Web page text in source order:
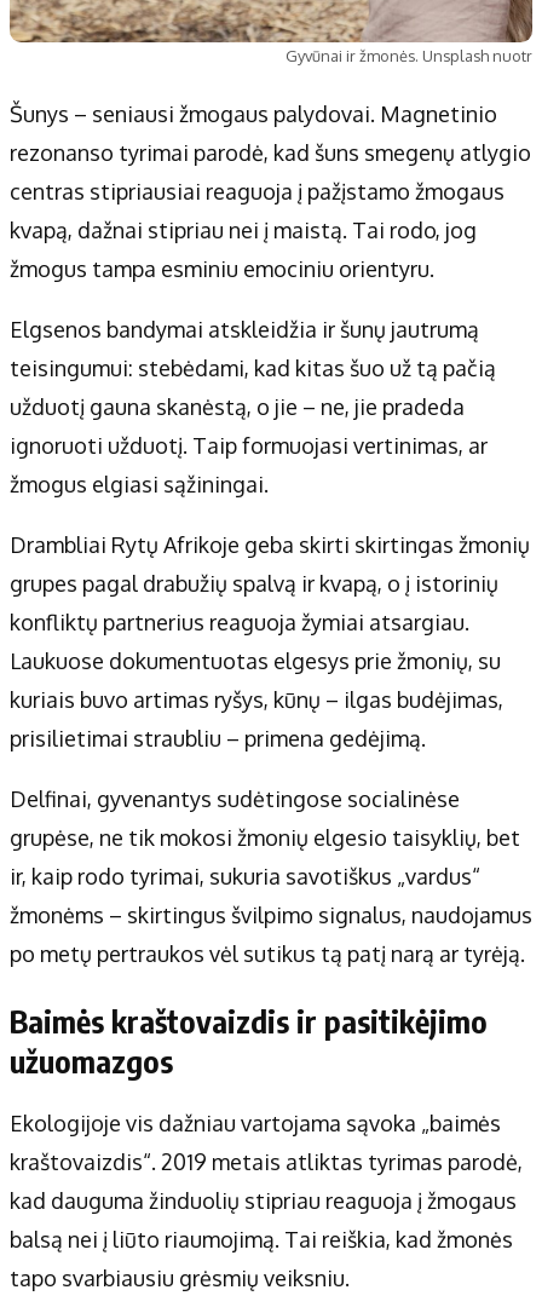
Gyvūnai ir žmonės. Unsplash nuotr
Šunys – seniausi žmogaus palydovai. Magnetinio
rezonanso tyrimai parodė, kad šuns smegenų atlygio
centras stipriausiai reaguoja į pažįstamo žmogaus
kvapą, dažnai stipriau nei į maistą. Tai rodo, jog
žmogus tampa esminiu emociniu orientyru.
Elgsenos bandymai atskleidžia ir šunų jautrumą
teisingumui: stebėdami, kad kitas šuo už tą pačią
užduotį gauna skanėstą, o jie – ne, jie pradeda
ignoruoti užduotį. Taip formuojasi vertinimas, ar
žmogus elgiasi sąžiningai.
Drambliai Rytų Afrikoje geba skirti skirtingas žmonių
grupes pagal drabužių spalvą ir kvapą, o į istorinių
konfliktų partnerius reaguoja žymiai atsargiau.
Laukuose dokumentuotas elgesys prie žmonių, su
kuriais buvo artimas ryšys, kūnų – ilgas budėjimas,
prisilietimai straubliu – primena gedėjimą.
Delfinai, gyvenantys sudėtingose socialinėse
grupėse, ne tik mokosi žmonių elgesio taisyklių, bet
ir, kaip rodo tyrimai, sukuria savotiškus „vardus“
žmonėms – skirtingus švilpimo signalus, naudojamus
po metų pertraukos vėl sutikus tą patį narą ar tyrėją.
Baimės kraštovaizdis ir pasitikėjimo
užuomazgos
Ekologijoje vis dažniau vartojama sąvoka „baimės
kraštovaizdis“. 2019 metais atliktas tyrimas parodė,
kad dauguma žinduolių stipriau reaguoja į žmogaus
balsą nei į liūto riaumojimą. Tai reiškia, kad žmonės
tapo svarbiausiu grėsmių veiksniu.